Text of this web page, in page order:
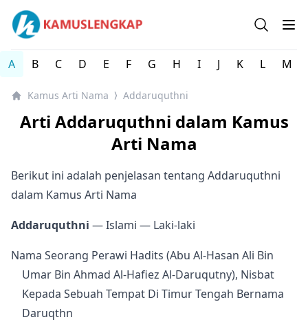
Kamus arti Nama Orang / Referensi Nama Bayi - Kamus
Open
A B C D E F G H I J K L M
Kamus Arti Nama ⟩ Addaruquthni
Arti Addaruquthni dalam Kamus
Arti Nama
Berikut ini adalah penjelasan tentang Addaruquthni
dalam Kamus Arti Nama
Addaruquthni — Islami — Laki-laki
Nama Seorang Perawi Hadits (Abu Al-Hasan Ali Bin
Umar Bin Ahmad Al-Hafiez Al-Daruqutny), Nisbat
Kepada Sebuah Tempat Di Timur Tengah Bernama
Daruqthn